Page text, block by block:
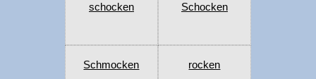
schocken Schocken
Schmocken rocken